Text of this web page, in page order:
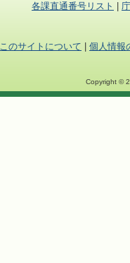
各課直通番号リスト
このサイトについて 個人情報
Copyright ©